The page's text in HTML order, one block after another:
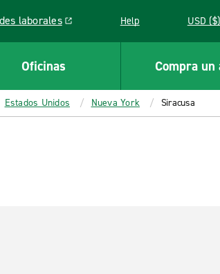
laborales
a new window Help USD ($)
Oficinas Compra un
Estados Unidos Nueva York Siracusa